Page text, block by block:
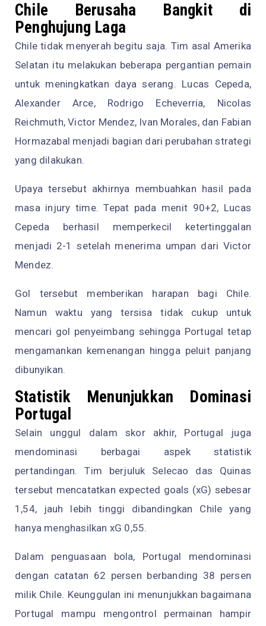
Chile Berusaha Bangkit di
Penghujung Laga
Chile tidak menyerah begitu saja. Tim asal Amerika
Selatan itu melakukan beberapa pergantian pemain
untuk meningkatkan daya serang. Lucas Cepeda,
Alexander Arce, Rodrigo Echeverria, Nicolas
Reichmuth, Victor Mendez, Ivan Morales, dan Fabian
Hormazabal menjadi bagian dari perubahan strategi
yang dilakukan.
Upaya tersebut akhirnya membuahkan hasil pada
masa injury time. Tepat pada menit 90+2, Lucas
Cepeda berhasil memperkecil ketertinggalan
menjadi 2-1 setelah menerima umpan dari Victor
Mendez.
Gol tersebut memberikan harapan bagi Chile.
Namun waktu yang tersisa tidak cukup untuk
mencari gol penyeimbang sehingga Portugal tetap
mengamankan kemenangan hingga peluit panjang
dibunyikan.
Statistik Menunjukkan Dominasi
Portugal
Selain unggul dalam skor akhir, Portugal juga
mendominasi berbagai aspek statistik
pertandingan. Tim berjuluk Selecao das Quinas
tersebut mencatatkan expected goals (xG) sebesar
1,54, jauh lebih tinggi dibandingkan Chile yang
hanya menghasilkan xG 0,55.
Dalam penguasaan bola, Portugal mendominasi
dengan catatan 62 persen berbanding 38 persen
milik Chile. Keunggulan ini menunjukkan bagaimana
Portugal mampu mengontrol permainan hampir